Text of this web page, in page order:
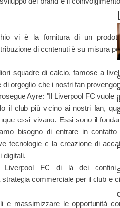
vi è la fornitura di un
di contenuti è su misura
squadre di calcio, famose a
di orgoglio che i nostri fan
Ayre: "Il Liverpool FC vuole
il club più vicino ai nostri fan,
essi vivano. Essi sono il
bisogno di entrare in contatto
tecnologie e la creazione di
digitali.
Liverpool FC di là dei confini
commerciale per il club e
e massimizzare le opportunità